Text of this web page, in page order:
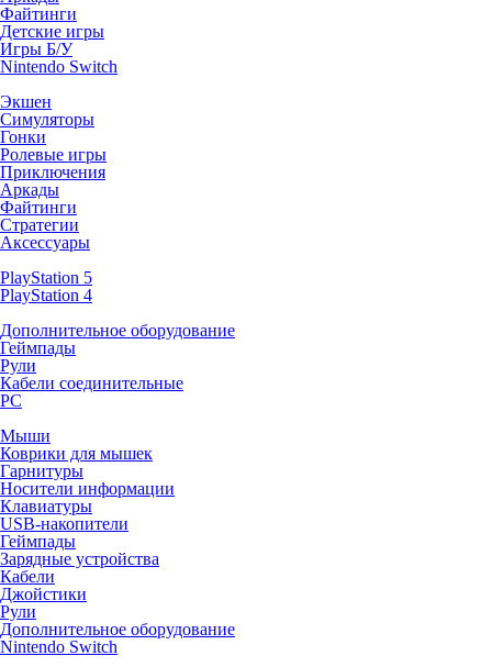
Файтинги
Детские игры
Игры Б/У
Nintendo Switch
Экшен
Симуляторы
Гонки
Ролевые игры
Приключения
Аркады
Файтинги
Стратегии
Аксессуары
PlayStation 5
PlayStation 4
Дополнительное оборудование
Геймпады
Рули
Кабели соединительные
PC
Мыши
Коврики для мышек
Гарнитуры
Носители информации
Клавиатуры
USB-накопители
Геймпады
Зарядные устройства
Кабели
Джойстики
Рули
Дополнительное оборудование
Nintendo Switch